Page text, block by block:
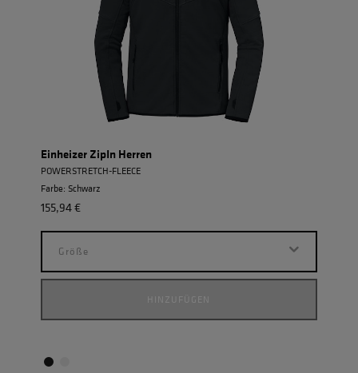
Einheizer ZipIn Herren
POWERSTRETCH-FLEECE
Farbe: Schwarz
155,94 €
Größe
HINZUFÜGEN